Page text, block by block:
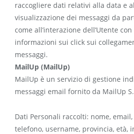
raccogliere dati relativi alla data e
visualizzazione dei messaggi da
come all’interazione dell’Utente
informazioni sui click sui
messaggi.
MailUp (MailUp)
MailUp è un servizio di gestione
messaggi email fornito da MailUp
Dati Personali raccolti: nome,
telefono, username, provincia, età,